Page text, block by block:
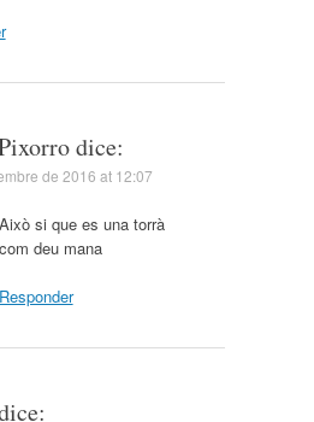
dice:
de 2016 at 12:07
Això si que es una torrà
com deu mana
Responder